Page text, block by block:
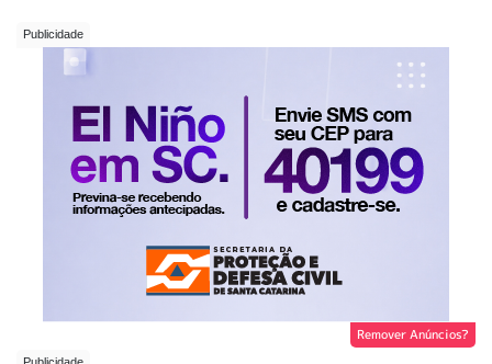
Remover Anúncios?